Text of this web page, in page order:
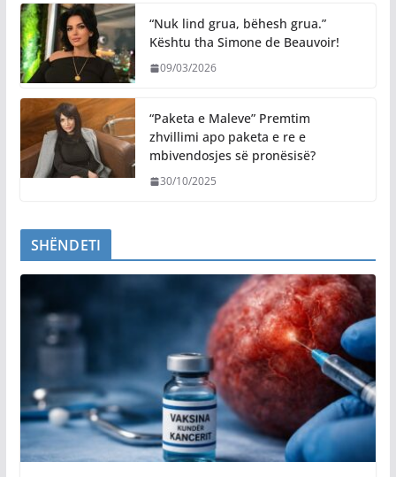
“Nuk lind grua, bëhesh grua.”
Kështu tha Simone de Beauvoir!
09/03/2026
“Paketa e Maleve” Premtim
zhvillimi apo paketa e re e
mbivendosjes së pronësisë?
30/10/2025
SHËNDETI